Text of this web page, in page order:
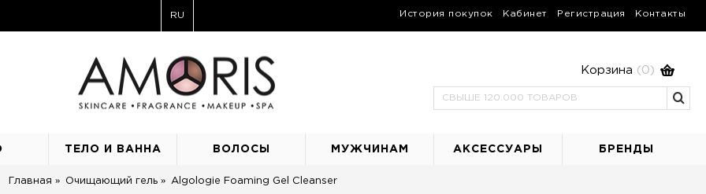
RU История покупок Кабинет Регистрация Контакты
Корзина (0)
ТЕЛО И ВАННА ВОЛОСЫ МУЖЧИНАМ АКСЕССУАРЫ БРЕНДЫ
Главная Очищающий гель Algologie Foaming Gel Cleanser